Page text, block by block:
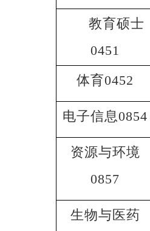
教育硕士
0451
体育0452
电子信息0854
资源与环境
0857
生物与医药